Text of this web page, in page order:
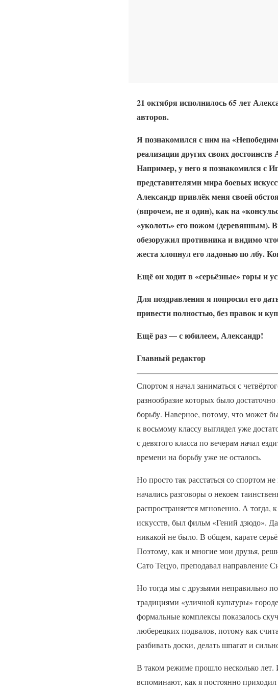
21 октября исполнилось 65 лет
авторов.
Я познакомился с ним на
реализации других своих
Например, у него я познакомился с
представителями мира боевых
Александр привлёк меня своей
(впрочем, не я один), как на
«уколоть» его ножом (деревянным).
обезоружил противника и видимо
жеста хлопнул его ладонью по лбу.
Ещё он ходит в «серьёзные» горы и
Для поздравления я попросил его
привести полностью, без правок и
Ещё раз — с юбилеем, Александр!
Главный редактор
Спортом я начал заниматься с
разнообразие которых было
борьбу. Наверное, потому, что может
к восьмому классу выглядел уже
с девятого класса по вечерам начал
времени на борьбу уже не осталось.
Но просто так расстаться со спортом
начались разговоры о некоем
распространяется мгновенно. А
искусств, был фильм «Гений дзюдо».
никакой не было. В общем, карате
Поэтому, как и многие мои друзья,
Сато Тецуо, преподавал направление
Но тогда мы с друзьями неправильно
традициями «уличной культуры»
формальные комплексы показалось
люберецких подвалов, потому как
разбивать доски, делать шпагат и
В таком режиме прошло несколько лет.
вспоминают, как я постоянно